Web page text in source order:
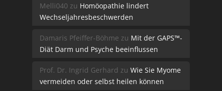
Melli040 zu Homöopathie lindert
Wechseljahresbeschwerden
Damaris Pfeiffer-Böhme zu Mit der GAPS™-
Diät Darm und Psyche beeinflussen
Prof. Dr. Ingrid Gerhard zu Wie Sie Myome
vermeiden oder selbst heilen können